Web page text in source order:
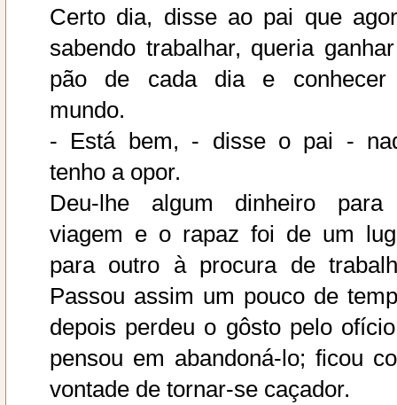
Certo dia, disse ao pai que
sabendo trabalhar, queria
pão de cada dia e
mundo.
- Está bem, - disse o pai -
tenho a opor.
Deu-lhe algum dinheiro
viagem e o rapaz foi de um
para outro à procura de
Passou assim um pouco de
depois perdeu o gôsto pelo
pensou em abandoná-lo; ficou
vontade de tornar-se caçador.